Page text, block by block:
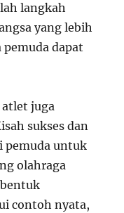
langkah
yang lebih
dapat
atlet juga
sukses dan
pemuda untuk
olahraga
contoh nyata,